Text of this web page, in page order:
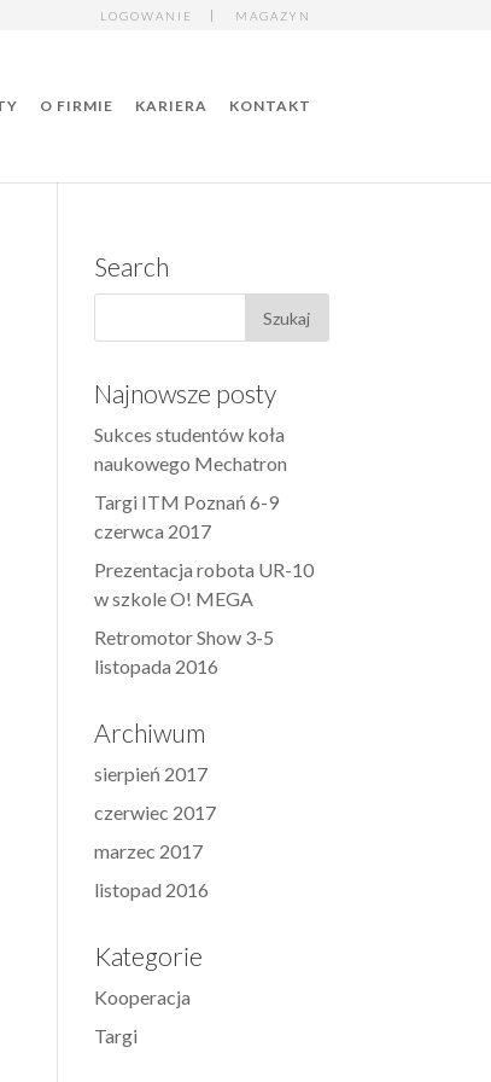
LOGOWANIE MAGAZYN
O FIRMIE KARIERA KONTAKT
Search
Najnowsze posty
Sukces studentów koła
naukowego Mechatron
Targi ITM Poznań 6-9
czerwca 2017
Prezentacja robota UR-10
w szkole O! MEGA
Retromotor Show 3-5
listopada 2016
Archiwum
sierpień 2017
czerwiec 2017
marzec 2017
listopad 2016
Kategorie
Kooperacja
Targi